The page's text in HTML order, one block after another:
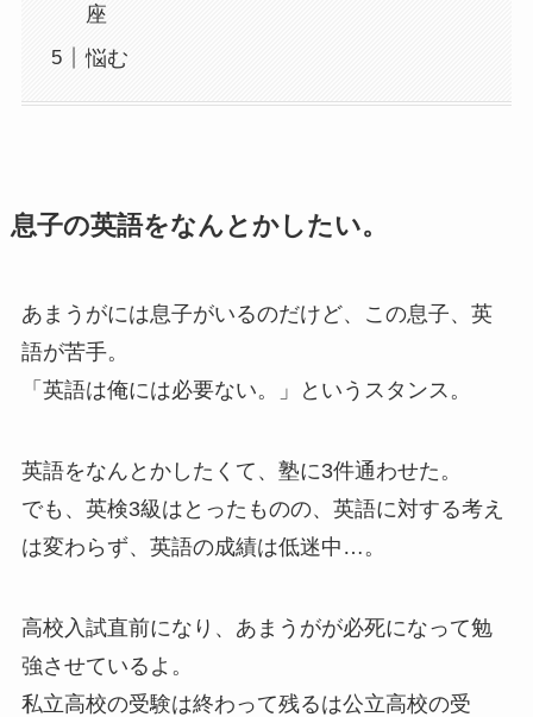
座
悩む
息子の英語をなんとかしたい。
あまうがには息子がいるのだけど、この息子、英
語が苦手。
「英語は俺には必要ない。」というスタンス。
英語をなんとかしたくて、塾に3件通わせた。
でも、英検3級はとったものの、英語に対する考え
は変わらず、英語の成績は低迷中…。
高校入試直前になり、あまうがが必死になって勉
強させているよ。
私立高校の受験は終わって残るは公立高校の受